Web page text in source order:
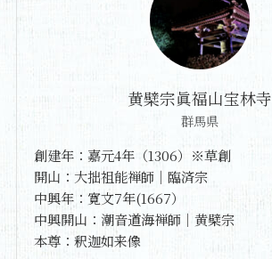
黄檗宗眞福山宝林寺
群馬県
創建年：嘉元4年（1306）※草創
開山：大拙祖能禅師｜臨済宗
中興年：寛文7年(1667）
中興開山：潮音道海禅師｜黄檗宗
本尊：釈迦如来像